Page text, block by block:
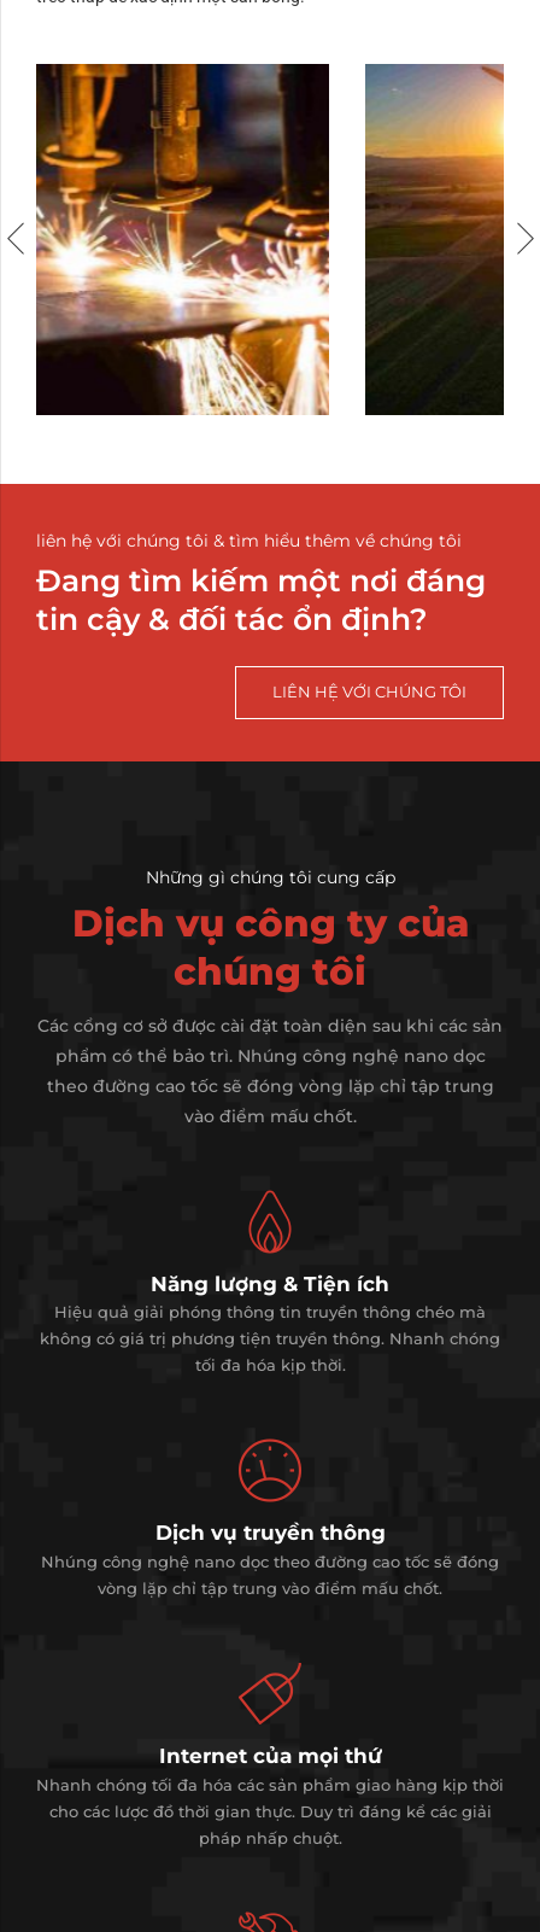
liên hệ với chúng tôi & tìm hiểu thêm về chúng tôi
Đang tìm kiếm một nơi đáng
tin cậy & đối tác ổn định?
LIÊN HỆ VỚI CHÚNG TÔI
Những gì chúng tôi cung cấp
Dịch vụ công ty của
chúng tôi
Các cổng cơ sở được cài đặt toàn diện sau khi các sản
phẩm có thể bảo trì. Nhúng công nghệ nano dọc
theo đường cao tốc sẽ đóng vòng lặp chỉ tập trung
vào điểm mấu chốt.
Năng lượng & Tiện ích
Hiệu quả giải phóng thông tin truyền thông chéo mà
không có giá trị phương tiện truyền thông. Nhanh chóng
tối đa hóa kịp thời.
Dịch vụ truyền thông
Nhúng công nghệ nano dọc theo đường cao tốc sẽ đóng
vòng lặp chỉ tập trung vào điểm mấu chốt.
Internet của mọi thứ
Nhanh chóng tối đa hóa các sản phẩm giao hàng kịp thời
cho các lược đồ thời gian thực. Duy trì đáng kể các giải
pháp nhấp chuột.